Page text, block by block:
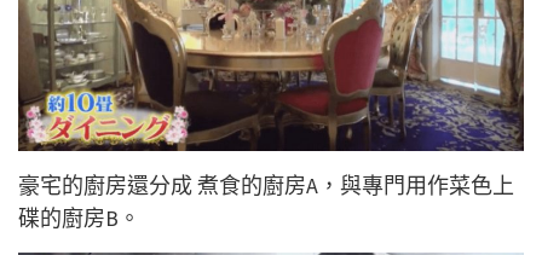
豪宅的廚房還分成 煮食的廚房A，與專門用作菜色上
碟的廚房B。